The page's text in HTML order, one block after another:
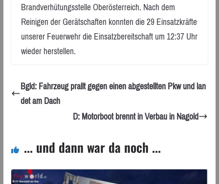
Brandverhütungsstelle Oberösterreich. Nach dem
Reinigen der Gerätschaften konnten die 29 Einsatzkräfte
unserer Feuerwehr die Einsatzbereitschaft um 12:37 Uhr
wieder herstellen.
Bgld: Fahrzeug prallt gegen einen abgestellten Pkw und lan
det am Dach
D: Motorboot brennt in Verbau in Nagold
... und dann war da noch ...